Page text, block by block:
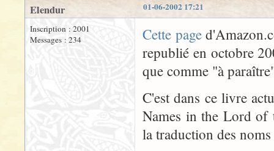
01-06-2002 17:21
Elendur
Inscription : 2001
Messages : 234
Cette page
republié en octobre
que comme "à
C'est dans ce livre
Names in the Lord of
la traduction des